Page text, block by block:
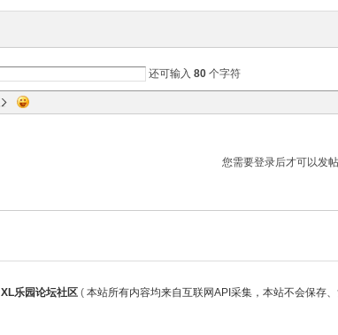
还可输入 80 个字符
您需要登录后才可以发帖
XL乐园论坛社区 ( 本站所有内容均来自互联网API采集，本站不会保存